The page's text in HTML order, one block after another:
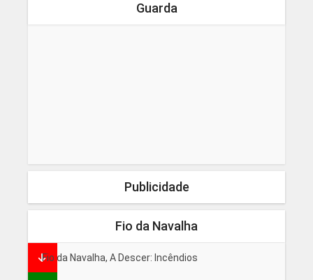
Guarda
Publicidade
Fio da Navalha
Fio da Navalha, A Descer: Incêndios